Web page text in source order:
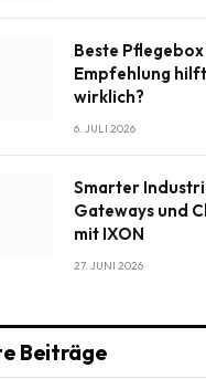
Beste
Empfehlung
wirklich?
6. JULI 2026
Smarter
Gateways und
mit IXON
27. JUNI 2026
Beiträge